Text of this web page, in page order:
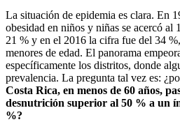
La situación de epidemia es clara. En
obesidad en niños y niñas se acercó
21 % y en el 2016 la cifra fue del 34
menores de edad. El panorama
específicamente los distritos, donde
prevalencia. La pregunta tal vez es:
Costa Rica, en menos de 60 años,
desnutrición superior al 50 % a un
%?